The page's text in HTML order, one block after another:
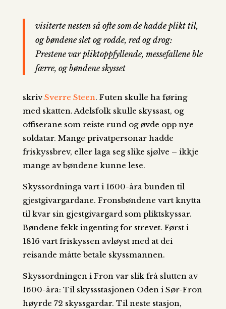
visiterte nesten så ofte som de hadde plikt til,
og bøndene slet og rodde, red og drog:
Prestene var pliktoppfyllende, messefallene ble
færre, og bøndene skysset
skrivSverre Steen. Futen skulle ha føring
med skatten. Adelsfolk skulle skyssast, og
offiserane som reiste rund og øvde opp nye
soldatar. Mange privatpersonar hadde
friskyssbrev, eller laga seg slike sjølve – ikkje
mange av bøndene kunne lese.
Skyssordninga vart i 1600-åra bunden til
gjestgivargardane. Fronsbøndene vart knytta
til kvar sin gjestgivargard som pliktskyssar.
Bøndene fekk ingenting for strevet. Først i
1816 vart friskyssen avløyst med at dei
reisande måtte betale skyssmannen.
Skyssordningen i Fron var slik frå slutten av
1600-åra: Til skyssstasjonen Oden i Sør-Fron
høyrde 72 skyssgardar. Til neste stasjon,